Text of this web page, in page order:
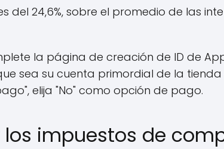
del 24,6%, sobre el promedio de las
la página de creación de ID de
sea su cuenta primordial de la tienda
elija "No" como opción de pago.
impuestos de